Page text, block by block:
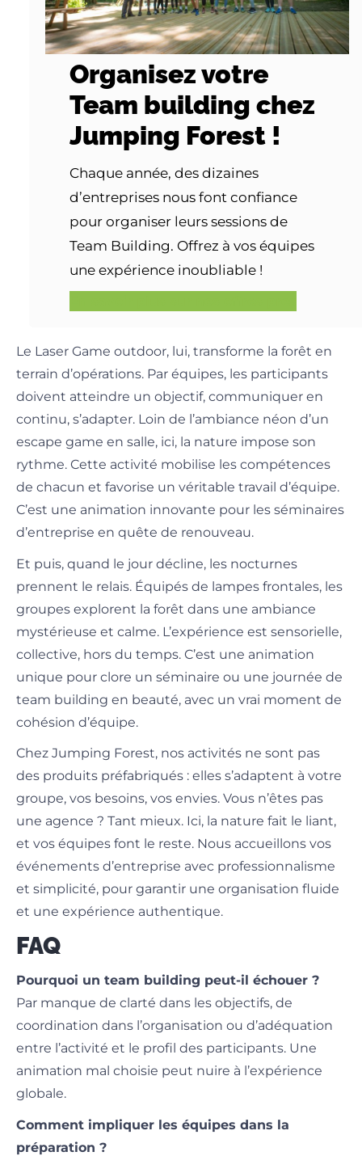
Organisez votre
Team building chez
Jumping Forest !
Chaque année, des dizaines
d’entreprises nous font confiance
pour organiser leurs sessions de
Team Building. Offrez à vos équipes
une expérience inoubliable !
Le Laser Game outdoor, lui, transforme la forêt en
terrain d’opérations. Par équipes, les participants
doivent atteindre un objectif, communiquer en
continu, s’adapter. Loin de l’ambiance néon d’un
escape game en salle, ici, la nature impose son
rythme. Cette activité mobilise les compétences
de chacun et favorise un véritable travail d’équipe.
C’est une animation innovante pour les séminaires
d’entreprise en quête de renouveau.
Et puis, quand le jour décline, les nocturnes
prennent le relais. Équipés de lampes frontales, les
groupes explorent la forêt dans une ambiance
mystérieuse et calme. L’expérience est sensorielle,
collective, hors du temps. C’est une animation
unique pour clore un séminaire ou une journée de
team building en beauté, avec un vrai moment de
cohésion d’équipe.
Chez Jumping Forest, nos activités ne sont pas
des produits préfabriqués : elles s’adaptent à votre
groupe, vos besoins, vos envies. Vous n’êtes pas
une agence ? Tant mieux. Ici, la nature fait le liant,
et vos équipes font le reste. Nous accueillons vos
événements d’entreprise avec professionnalisme
et simplicité, pour garantir une organisation fluide
et une expérience authentique.
FAQ
Pourquoi un team building peut-il échouer ?
Par manque de clarté dans les objectifs, de
coordination dans l’organisation ou d’adéquation
entre l’activité et le profil des participants. Une
animation mal choisie peut nuire à l’expérience
globale.
Comment impliquer les équipes dans la
préparation ?